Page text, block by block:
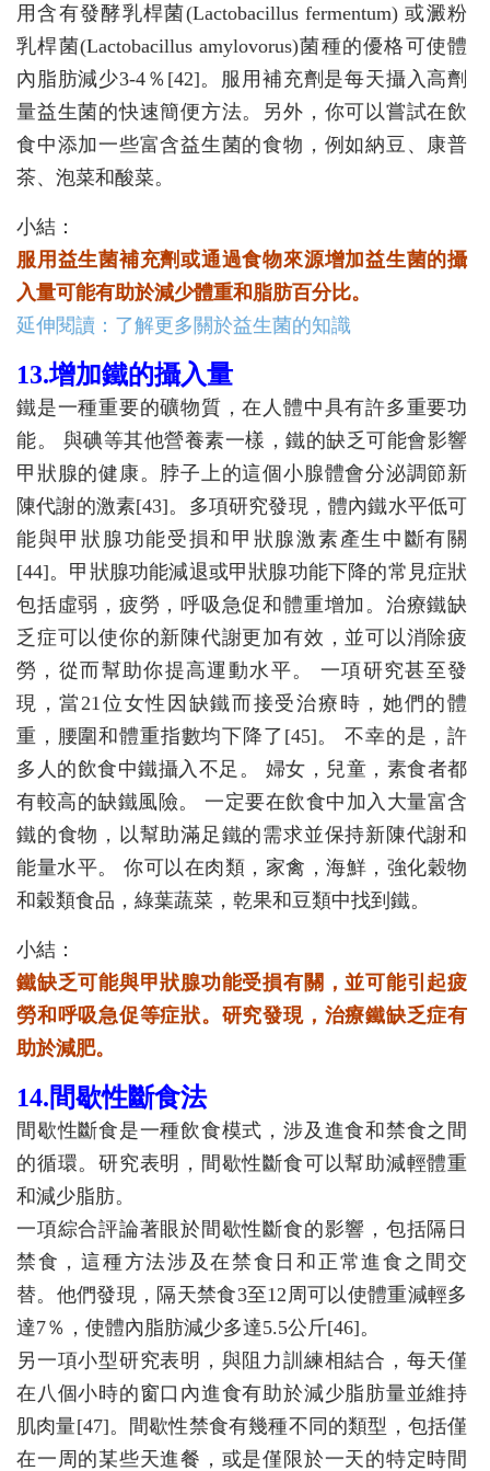
用含有發酵乳桿菌(Lactobacillus fermentum) 或澱粉
乳桿菌(Lactobacillus amylovorus)菌種的優格可使體
內脂肪減少3-4％[42]。服用補充劑是每天攝入高劑
量益生菌的快速簡便方法。另外，你可以嘗試在飲
食中添加一些富含益生菌的食物，例如納豆、康普
茶、泡菜和酸菜。
小結：
服用益生菌補充劑或通過食物來源增加益生菌的攝
入量可能有助於減少體重和脂肪百分比。
延伸閱讀：了解更多關於益生菌的知識
13.增加鐵的攝入量
鐵是一種重要的礦物質，在人體中具有許多重要功
能。 與碘等其他營養素一樣，鐵的缺乏可能會影響
甲狀腺的健康。脖子上的這個小腺體會分泌調節新
陳代謝的激素[43]。多項研究發現，體內鐵水平低可
能與甲狀腺功能受損和甲狀腺激素產生中斷有關
[44]。甲狀腺功能減退或甲狀腺功能下降的常見症狀
包括虛弱，疲勞，呼吸急促和體重增加。治療鐵缺
乏症可以使你的新陳代謝更加有效，並可以消除疲
勞，從而幫助你提高運動水平。 一項研究甚至發
現，當21位女性因缺鐵而接受治療時，她們的體
重，腰圍和體重指數均下降了[45]。 不幸的是，許
多人的飲食中鐵攝入不足。 婦女，兒童，素食者都
有較高的缺鐵風險。 一定要在飲食中加入大量富含
鐵的食物，以幫助滿足鐵的需求並保持新陳代謝和
能量水平。 你可以在肉類，家禽，海鮮，強化穀物
和穀類食品，綠葉蔬菜，乾果和豆類中找到鐵。
小結：
鐵缺乏可能與甲狀腺功能受損有關，並可能引起疲
勞和呼吸急促等症狀。研究發現，治療鐵缺乏症有
助於減肥。
14.間歇性斷食法
間歇性斷食是一種飲食模式，涉及進食和禁食之間
的循環。研究表明，間歇性斷食可以幫助減輕體重
和減少脂肪。
一項綜合評論著眼於間歇性斷食的影響，包括隔日
禁食，這種方法涉及在禁食日和正常進食之間交
替。他們發現，隔天禁食3至12周可以使體重減輕多
達7％，使體內脂肪減少多達5.5公斤[46]。
另一項小型研究表明，與阻力訓練相結合，每天僅
在八個小時的窗口內進食有助於減少脂肪量並維持
肌肉量[47]。間歇性禁食有幾種不同的類型，包括僅
在一周的某些天進餐，或是僅限於一天的特定時間